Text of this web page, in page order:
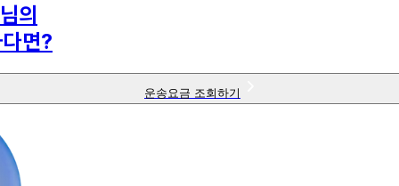
님의
면?
운송요금 조회하기